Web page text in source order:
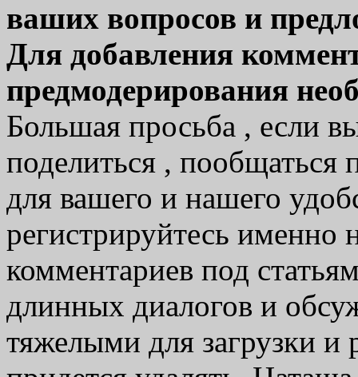
ваших вопросов и
Для добавления
предмодерирования
Большая просьба , если
поделиться ,
для вашего и нашего
регистрируйтесь именно
комментариев под
длинных диалогов и
тяжелыми для загрузки и